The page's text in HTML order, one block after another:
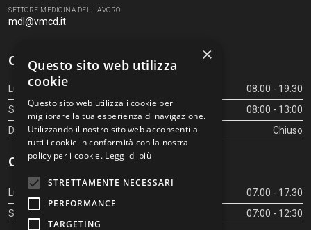
SETTORE MEDICINA DEL LAVORO
mdl@vmcd.it
Orari Centro Diagnostico
Lunedì - Venerdì
08:00 - 19:30
Sabato
08:00 - 13:00
Domenica
Chiuso
Orari Centro Diagnostico
Lunedì - Venerdì
07:00 - 17:30
Sabato
07:00 - 12:30
×
Questo sito web utilizza
cookie
Questo sito web utilizza i cookie per
migliorare la tua esperienza di navigazione.
Utilizzando il nostro sito web acconsenti a
tutti i cookie in conformità con la nostra
policy per i cookie. Leggi di più
STRETTAMENTE NECESSARI
PERFORMANCE
TARGETING